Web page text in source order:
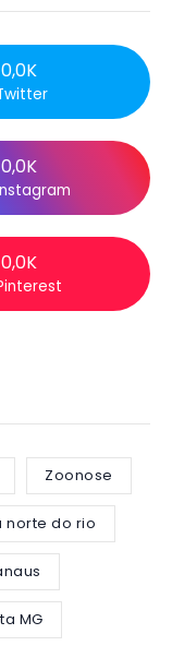
Zoonose
norte do rio
MG